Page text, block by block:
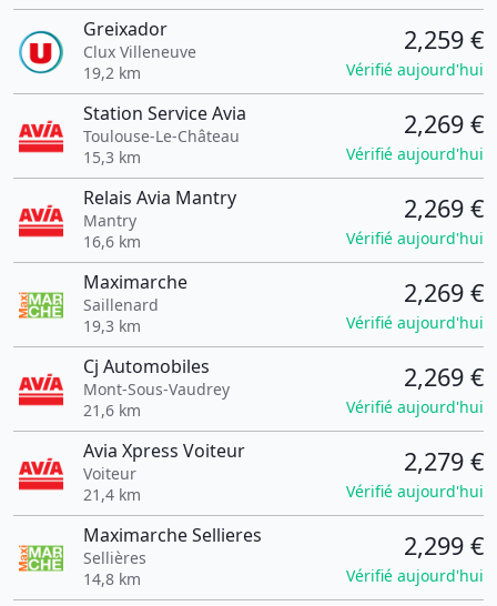
Greixador
Clux Villeneuve
19,2 km
2,259 €
Vérifié aujourd'hui
Station Service Avia
Toulouse-Le-Château
15,3 km
2,269 €
Vérifié aujourd'hui
Relais Avia Mantry
Mantry
16,6 km
2,269 €
Vérifié aujourd'hui
Maximarche
Saillenard
19,3 km
2,269 €
Vérifié aujourd'hui
Cj Automobiles
Mont-Sous-Vaudrey
21,6 km
2,269 €
Vérifié aujourd'hui
Avia Xpress Voiteur
Voiteur
21,4 km
2,279 €
Vérifié aujourd'hui
Maximarche Sellieres
Sellières
14,8 km
2,299 €
Vérifié aujourd'hui